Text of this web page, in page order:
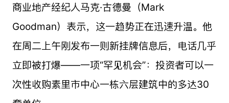
商业地产经纪人马克·古德曼（Mark
Goodman）表示，这一趋势正在迅速升温。他
在周二上午刚发布一则新挂牌信息后，电话几乎
立即被打爆——一项“罕见机会”：投资者可以一
次性收购素里市中心一栋六层建筑中的多达30